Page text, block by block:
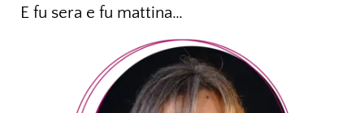
E fu sera e fu mattina…